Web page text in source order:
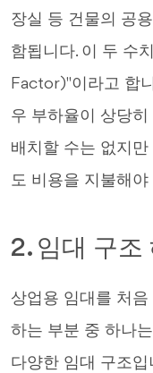
장실 등 건물의 공
함됩니다. 이 두 수
Factor)"이라고 합
우 부하율이 상당
배치할 수는 없지
도 비용을 지불해
2. 임대 구조
상업용 임대를 처
하는 부분 중 하나
다양한 임대 구조입